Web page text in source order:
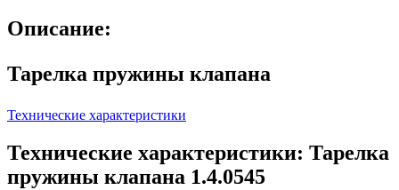
Описание:
Тарелка пружины клапана
Технические характеристики
Технические характеристики: Тарелка
пружины клапана 1.4.0545